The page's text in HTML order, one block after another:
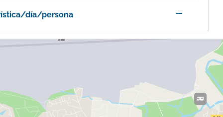
día/persona —